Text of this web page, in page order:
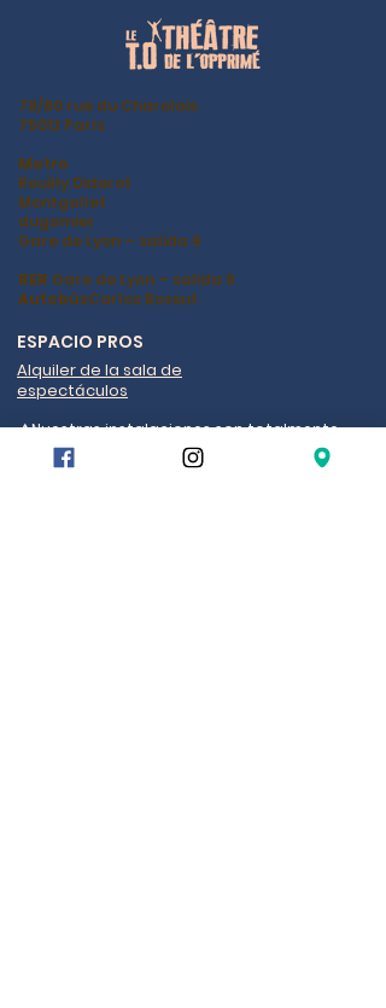
78/80 rue du Charolais
75012 París
Metro
Reuilly Diderot
Montgallet
dugomier
Gare de Lyon – salida 9
RER Gare de Lyon – salida 9
AutobúsCarlos Bossut
ESPACIO PROS
Alquiler de la sala de
espectáculos
⚠️Nuestras instalaciones son totalmente
accesibles para personas con movilidad
reducida.